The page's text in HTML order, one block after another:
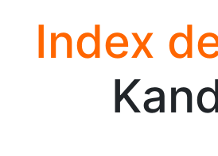
Index